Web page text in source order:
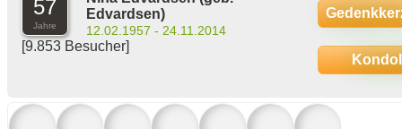
57
Jahre
Edvardsen)
12.02.1957 - 24.11.2014
[9.853 Besucher]